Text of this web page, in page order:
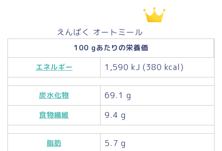
えんばく オートミール
100 gあたりの栄養価
エネルギー
1,590 kJ (380 kcal)
炭水化物 69.1 g
食物繊維 9.4 g
脂肪 5.7 g